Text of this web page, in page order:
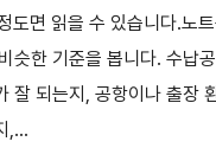
도면 읽을 수 있습니다.노
슷한 기준을 봅니다. 수납
잘 되는지, 공항이나 출장
,…